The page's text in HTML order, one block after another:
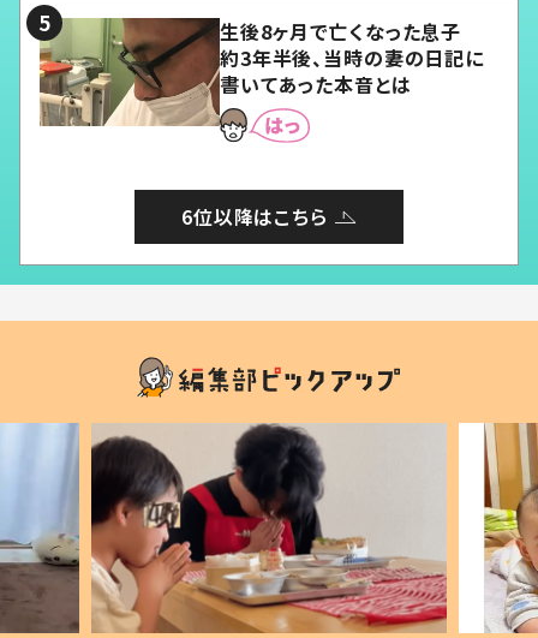
生後8ヶ月で亡くなった息子
約3年半後、当時の妻の日記に
書いてあった本音とは
6位以降はこちら